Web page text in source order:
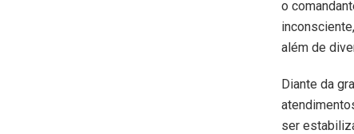
o
além de
Diante da
ser